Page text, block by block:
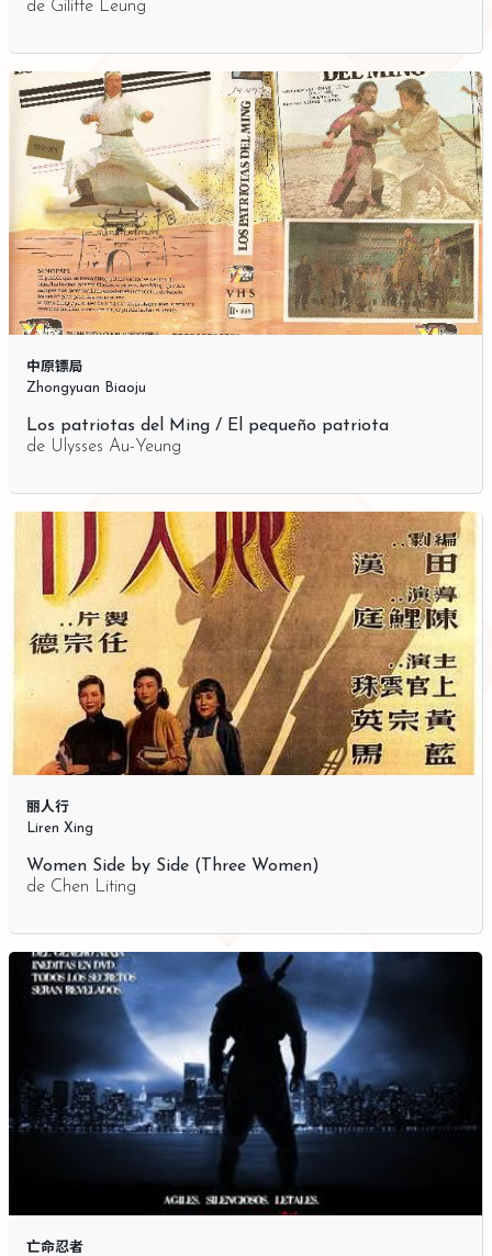
de Gilitte Leung
中原镖局
Zhongyuan Biaoju
Los patriotas del Ming / El pequeño patriota
de Ulysses Au-Yeung
丽人行
Liren Xing
Women Side by Side (Three Women)
de Chen Liting
亡命忍者